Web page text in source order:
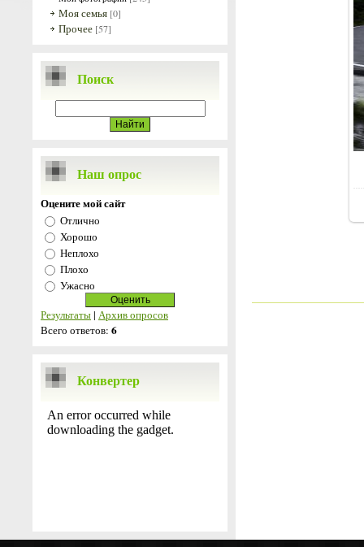
Моя семья [0]
Прочее [57]
Поиск
Наш опрос
Оцените мой сайт
Отлично
Хорошо
Неплохо
Плохо
Ужасно
Результаты| Архив опросов
Всего ответов: 6
Конвертер